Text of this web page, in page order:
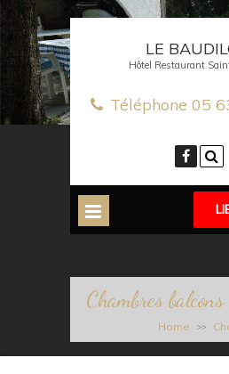
LE
Hôtel Restaurant
Téléphone 05
Chambres balcons
Home >>